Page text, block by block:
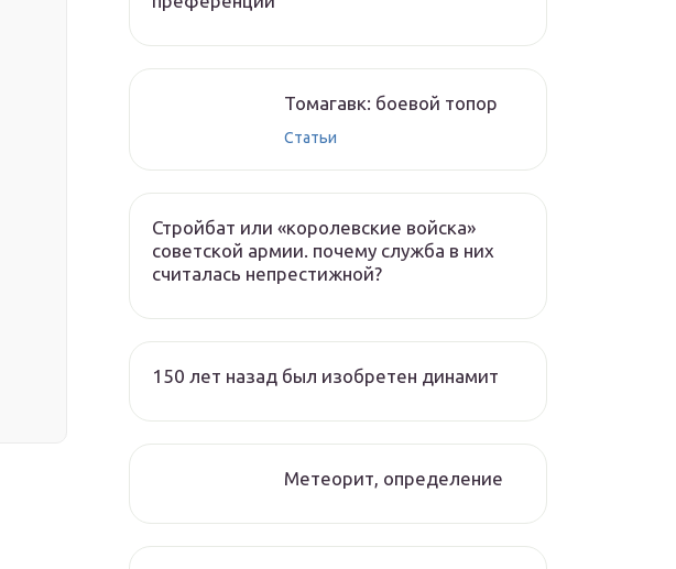
Томагавк: боевой топор
Статьи
Стройбат или «королевские войска»
советской армии. почему служба в них
считалась непрестижной?
150 лет назад был изобретен динамит
Метеорит, определение